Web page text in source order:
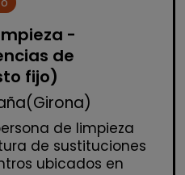
-
de
fijo)
de limpieza
de sustituciones
ubicados en